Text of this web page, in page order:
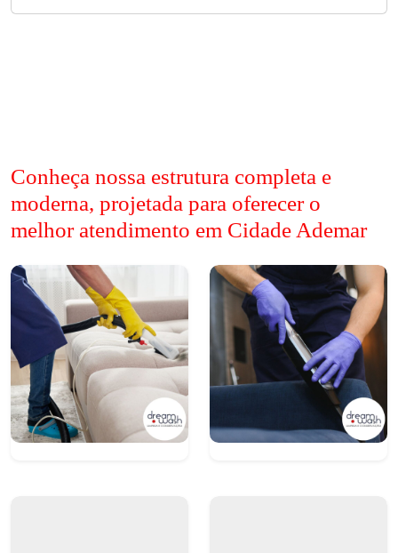
Conheça nossa estrutura completa e
moderna, projetada para oferecer o
melhor atendimento em Cidade Ademar